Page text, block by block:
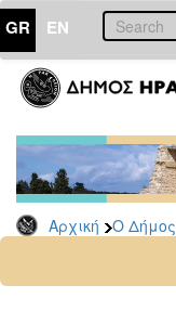
GR EN
Αρχική Ο Δήμος
ΔΗΜΟΣ
Δελτία
Τύπου
Αρχείο
2026
2024